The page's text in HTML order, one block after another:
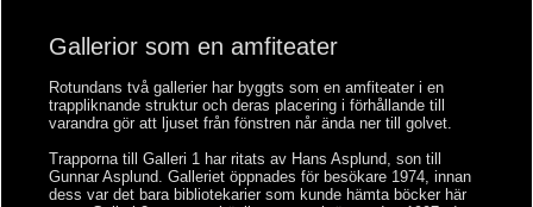
Gallerior som en amfiteater
Rotundans två gallerier har byggts som en amfiteater i en
trappliknande struktur och deras placering i förhållande till
varandra gör att ljuset från fönstren når ända ner till golvet.
Trapporna till Galleri 1 har ritats av Hans Asplund, son till
Gunnar Asplund. Galleriet öppnades för besökare 1974, innan
dess var det bara bibliotekarier som kunde hämta böcker här